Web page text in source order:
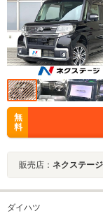
無
料
販売店： ネクステー
ダイハツ